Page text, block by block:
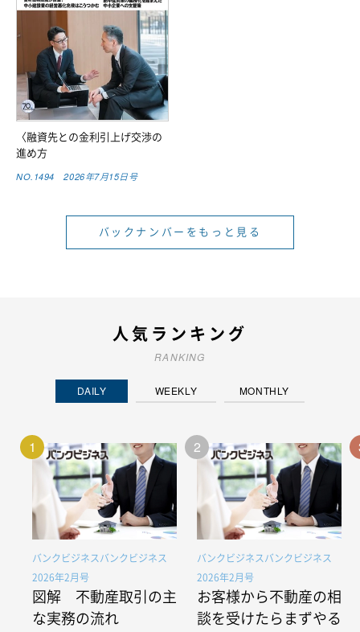
〈融資先との金利引上げ交渉の
進め方
NO.1494 2026年7月15日号
バックナンバーをもっと見る
人気ランキング
RANKING
DAILY WEEKLY MONTHLY
1
バンクビジネスバンクビジネス
2026年2月号
図解 不動産取引の主
な実務の流れ
2
バンクビジネスバンクビジネス
2026年2月号
お客様から不動産の相
談を受けたらまずやる